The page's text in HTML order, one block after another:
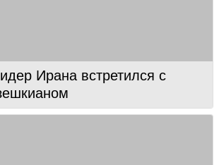
Ирана встретился с